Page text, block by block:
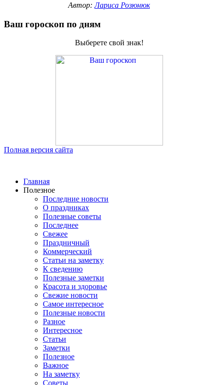
Автор:Лариса Розюнюк
Ваш гороскоп по дням
Выберете свой знак!
Полная версия сайта
Главная
Полезное
Последние новости
О праздниках
Полезные советы
Последнее
Свежее
Праздничный
Коммерческий
Статьи на заметку
К сведению
Полезные заметки
Красота и здоровье
Свежие новости
Самое интересное
Полезные новости
Разное
Интересное
Статьи
Заметки
Полезное
Важное
На заметку
Советы